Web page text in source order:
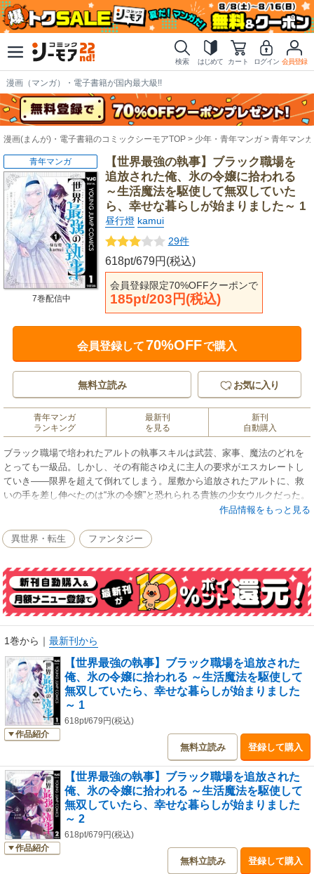
検索 はじめて カート ログイン 会員登録
漫画（マンガ）・電子書籍が国内最大級!!
漫画(まんが)・電子書籍のコミックシーモアTOP 少年・青年マンガ 青年マンガ
【世界最強の執事】ブラック職場を
追放された俺、氷の令嬢に拾われる
～生活魔法を駆使して無双していた
ら、幸せな暮らしが始まりました～ 1
昼行燈 kamui
29件
618pt/679円(税込)
会員登録限定70%OFFクーポンで
185pt/203円(税込)
青年マンガ
7巻配信中
会員登録して70%OFFで購入
無料立読み お気に入り
青年マンガ
ランキング
最新刊
を見る
新刊
自動購入
ブラック職場で培われたアルトの執事スキルは武芸、家事、魔法のどれを
とっても一級品。しかし、その有能さゆえに主人の要求がエスカレートし
ていき――限界を超えて倒れてしまう。屋敷から追放されたアルトに、救
いの手を差し伸べたのは“氷の令嬢”と恐れられる貴族の少女ウルクだった。
これはアルトが新たな主のために奮闘し、生活魔法と剣術で成り上がって
作品情報をもっと見る
異世界・転生 ファンタジー
1巻から ｜ 最新刊から
作品紹介
【世界最強の執事】ブラック職場を追放された
俺、氷の令嬢に拾われる ～生活魔法を駆使して
無双していたら、幸せな暮らしが始まりました
～ 1
618pt/679円(税込)
無料立読み 登録して購入
作品紹介
【世界最強の執事】ブラック職場を追放された
俺、氷の令嬢に拾われる ～生活魔法を駆使して
無双していたら、幸せな暮らしが始まりました
～ 2
618pt/679円(税込)
無料立読み 登録して購入